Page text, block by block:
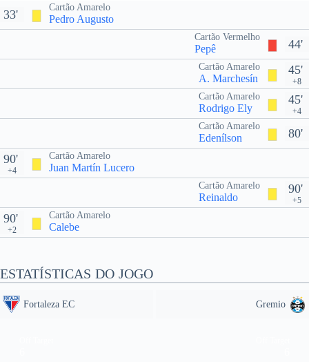
Cartão Amarelo
Pedro Augusto
33'
44'
Cartão Vermelho
Pepê
45'
+8
Cartão Amarelo
A. Marchesín
45'
+4
Cartão Amarelo
Rodrigo Ely
80'
Cartão Amarelo
Edenílson
Cartão Amarelo
Juan Martín Lucero
90'
+4
90'
+5
Cartão Amarelo
Reinaldo
Cartão Amarelo
Calebe
90'
+2
ESTATÍSTICAS DO JOGO
Fortaleza EC Gremio